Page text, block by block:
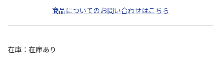
商品についてのお問い合わせはこちら
在庫
在庫あり